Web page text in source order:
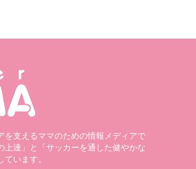
を支えるママのための情報メディアで
上達」と「サッカーを通した健やかな
います。